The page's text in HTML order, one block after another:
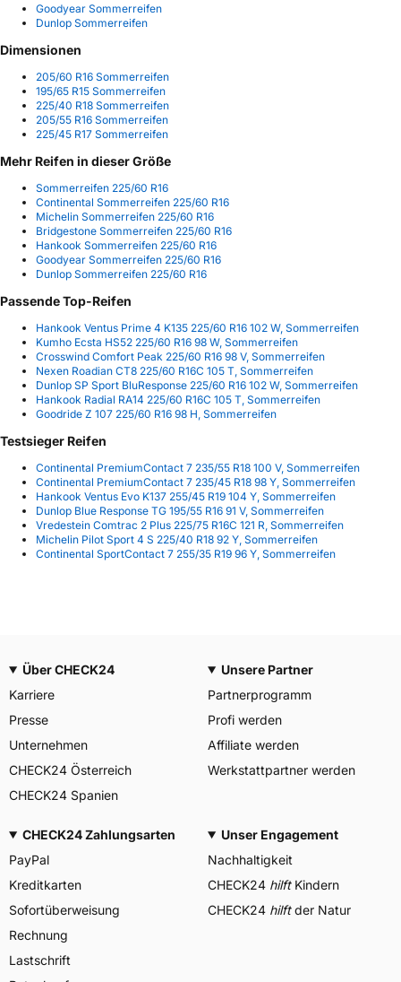
Goodyear Sommerreifen
Dunlop Sommerreifen
Dimensionen
205/60 R16 Sommerreifen
195/65 R15 Sommerreifen
225/40 R18 Sommerreifen
205/55 R16 Sommerreifen
225/45 R17 Sommerreifen
Mehr Reifen in dieser Größe
Sommerreifen 225/60 R16
Continental Sommerreifen 225/60 R16
Michelin Sommerreifen 225/60 R16
Bridgestone Sommerreifen 225/60 R16
Hankook Sommerreifen 225/60 R16
Goodyear Sommerreifen 225/60 R16
Dunlop Sommerreifen 225/60 R16
Passende Top-Reifen
Hankook Ventus Prime 4 K135 225/60 R16 102 W, Sommerreifen
Kumho Ecsta HS52 225/60 R16 98 W, Sommerreifen
Crosswind Comfort Peak 225/60 R16 98 V, Sommerreifen
Nexen Roadian CT8 225/60 R16C 105 T, Sommerreifen
Dunlop SP Sport BluResponse 225/60 R16 102 W, Sommerreifen
Hankook Radial RA14 225/60 R16C 105 T, Sommerreifen
Goodride Z 107 225/60 R16 98 H, Sommerreifen
Testsieger Reifen
Continental PremiumContact 7 235/55 R18 100 V, Sommerreifen
Continental PremiumContact 7 235/45 R18 98 Y, Sommerreifen
Hankook Ventus Evo K137 255/45 R19 104 Y, Sommerreifen
Dunlop Blue Response TG 195/55 R16 91 V, Sommerreifen
Vredestein Comtrac 2 Plus 225/75 R16C 121 R, Sommerreifen
Michelin Pilot Sport 4 S 225/40 R18 92 Y, Sommerreifen
Continental SportContact 7 255/35 R19 96 Y, Sommerreifen
Über CHECK24
Karriere
Presse
Unternehmen
CHECK24 Österreich
CHECK24 Spanien
Unsere Partner
Partnerprogramm
Profi werden
Affiliate werden
Werkstattpartner werden
CHECK24 Zahlungsarten
PayPal
Kreditkarten
Sofortüberweisung
Rechnung
Lastschrift
Unser Engagement
Nachhaltigkeit
CHECK24 hilftKindern
CHECK24 hilftder Natur